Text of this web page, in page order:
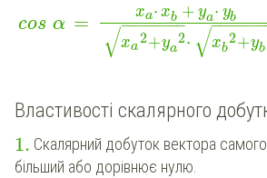
cos α = xa⋅ xb + ya⋅ yb
xa
2+ya
2
− −
−−−−−
√ ⋅ xb
2+yb
−−−−−
√
Властивості скалярного
1. Скалярний добуток вектора
більший або дорівнює нулю.